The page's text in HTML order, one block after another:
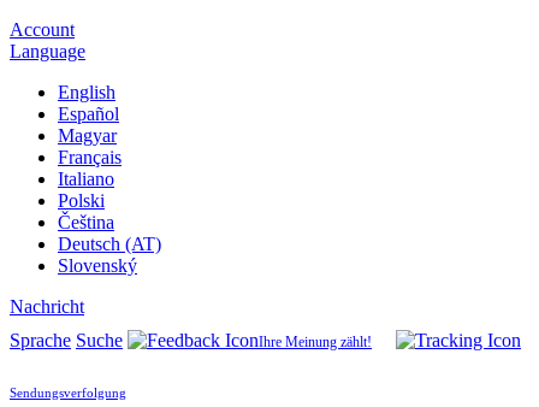
Account
Language
English
Español
Magyar
Français
Italiano
Polski
Čeština
Deutsch (AT)
Slovenský
Nachricht
Sprache Suche Ihre Meinung zählt!
Sendungsverfolgung